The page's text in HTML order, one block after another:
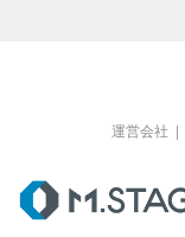
運営会社 |